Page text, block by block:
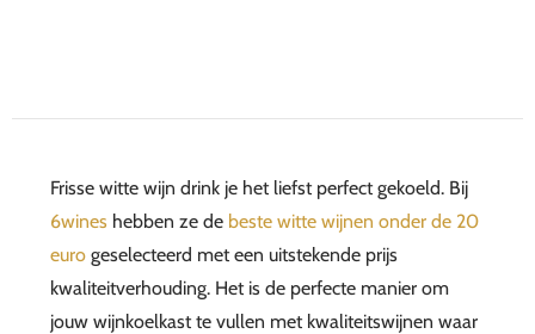
Frisse witte wijn drink je het liefst perfect gekoeld. Bij
6wines hebben ze de beste witte wijnen onder de 20
euro geselecteerd met een uitstekende prijs
kwaliteitverhouding. Het is de perfecte manier om
jouw wijnkoelkast te vullen met kwaliteitswijnen waar